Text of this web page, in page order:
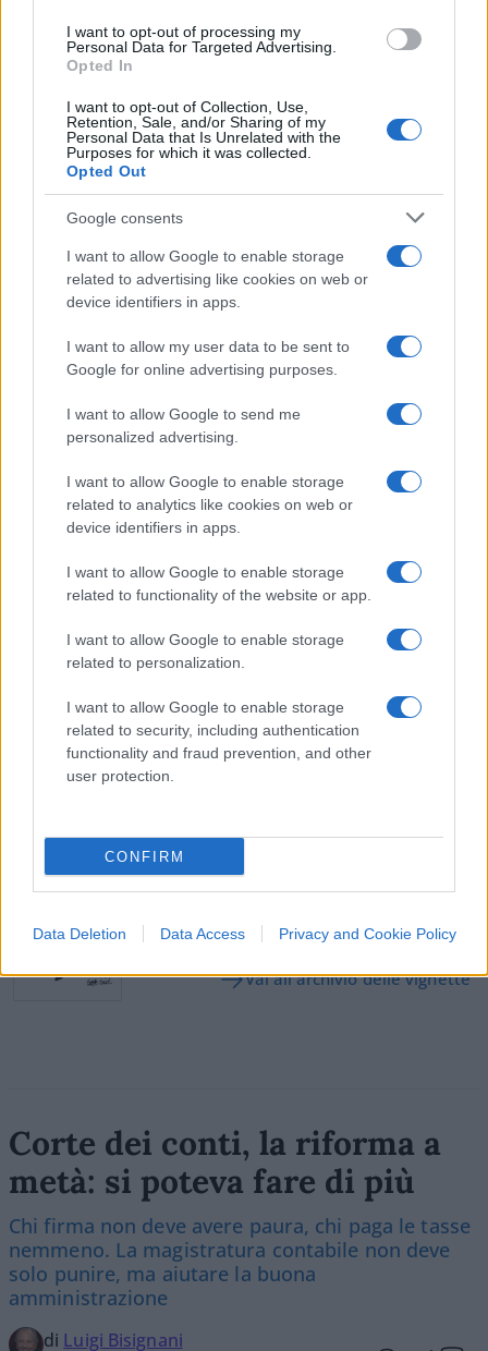
I want to opt-out of processing my
Personal Data for Targeted Advertising.
Opted In
I want to opt-out of Collection, Use,
Retention, Sale, and/or Sharing of my
Personal Data that Is Unrelated with the
Purposes for which it was collected.
Opted Out
Google consents
I want to allow Google to enable storage
related to advertising like cookies on web or
device identifiers in apps.
I want to allow my user data to be sent to
Google for online advertising purposes.
I want to allow Google to send me
personalized advertising.
I want to allow Google to enable storage
related to analytics like cookies on web or
device identifiers in apps.
I want to allow Google to enable storage
related to functionality of the website or app.
I want to allow Google to enable storage
related to personalization.
I want to allow Google to enable storage
related to security, including authentication
functionality and fraud prevention, and other
user protection.
CONFIRM
Data Deletion Data Access Privacy and Cookie Policy
Per approfondire:
sorprende)
“Il centrodestra avanti di…”. Il sondaggio che
inguaia Schlein
Il primo sondaggio dopo la morte di Berlusconi
Ma è anche il lato degli indici di gradimento dei
. Dopo
Giorgia Meloni, infatti, troviamo al secondo e
Matteo Salvini, che stanziano al 34 e 31 per cento.
Attaccato al quarto posto abbiamo Giuseppe
Conte, con il 30 per cento dei consensi, mentre
segretaria del Nazareno sprofonda al 26 per
, sopra di soli 3 punti percentuali rispetto a
Maurizio Lupi. Chiude la classifica Matteo Renzi al
16 per cento dei consensi.
#ELLY SCHLEIN #GIORGIA MELONI #SONDAGGI
16
Leggi i commenti
SEDUTE SATIRICHE
Vignetta del 07/08/2026
Vai all'archivio delle vignette
Corte dei conti, la riforma a
metà: si poteva fare di più
Chi firma non deve avere paura, chi paga le tasse
nemmeno. La magistratura contabile non deve
solo punire, ma aiutare la buona
amministrazione
di Luigi Bisignani